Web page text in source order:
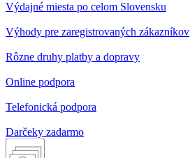
Výdajné miesta po celom Slovensku
Výhody pre zaregistrovaných zákazníkov
Rôzne druhy platby a dopravy
Online podpora
Telefonická podpora
Darčeky zadarmo